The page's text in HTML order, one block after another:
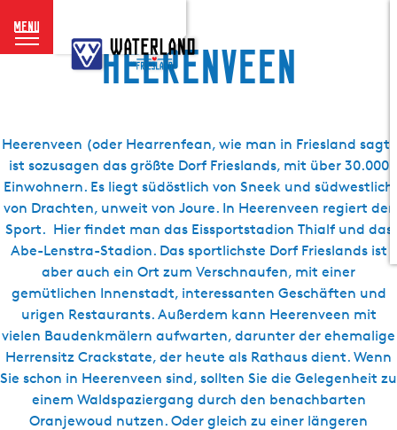
menu
G
e
S
i
e
z
u
r
H
o
m
e
p
a
g
e
Heerenveen
Heerenveen (oder Hearrenfean, wie man in Friesland sagt)
ist sozusagen das größte Dorf Frieslands, mit über 30.000
Einwohnern. Es liegt südöstlich von Sneek und südwestlich
von Drachten, unweit von Joure. In Heerenveen regiert der
Sport. Hier findet man das Eissportstadion Thialf und das
Abe-Lenstra-Stadion. Das sportlichste Dorf Frieslands ist
aber auch ein Ort zum Verschnaufen, mit einer
gemütlichen Innenstadt, interessanten Geschäften und
urigen Restaurants. Außerdem kann Heerenveen mit
vielen Baudenkmälern aufwarten, darunter der ehemalige
Herrensitz Crackstate, der heute als Rathaus dient. Wenn
Sie schon in Heerenveen sind, sollten Sie die Gelegenheit zu
einem Waldspaziergang durch den benachbarten
Oranjewoud nutzen. Oder gleich zu einer längeren